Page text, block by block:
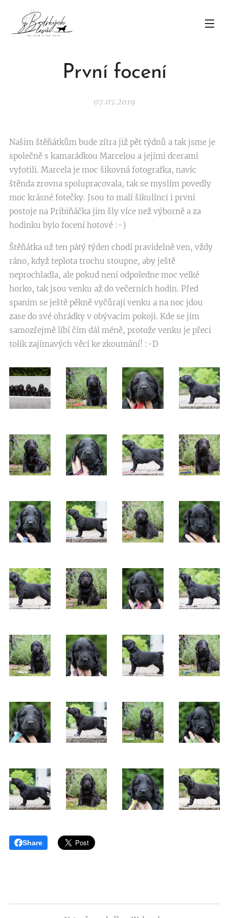
První focení
07.07.2019
Našim štěňátkům bude zítra již pět týdnů a tak jsme je
společně s kamarádkou Marcelou a jejími dcerami
vyfotili. Marcela je moc šikovná fotografka, navíc
štěnda zrovna spolupracovala, tak se myslím povedly
moc krásné fotečky. Jsou to malí šikulínci i první
postoje na Pribiňáčka jim šly více než výborně a za
hodinku bylo focení hotové :-)
Štěňátka už ten pátý týden chodí pravidelně ven, vždy
ráno, když teplota trochu stoupne, aby ještě
neprochladla, ale pokud není odpoledne moc velké
horko, tak jsou venku až do večerních hodin. Před
spaním se ještě pěkně vyčůrají venku a na noc jdou
zase do své ohrádky v obývacím pokoji. Kde se jim
samozřejmě líbí čím dál méně, protože venku je přeci
tolik zajímavých věcí ke zkoumání! :-D
Share